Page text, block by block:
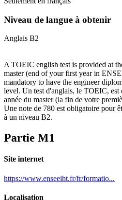
Niveau de langue à obtenir
Anglais B2
A TOEIC english test is provided at
master (end of your first year in
mandatory to have the engineer
level. Un test d'anglais, le TOEIC, est
année du master (la fin de votre
Une note de 780 est obligatoire pour
à un niveau B2.
Partie M1
Site internet
https://www.enseeiht.fr/fr/formatio...
Localisation